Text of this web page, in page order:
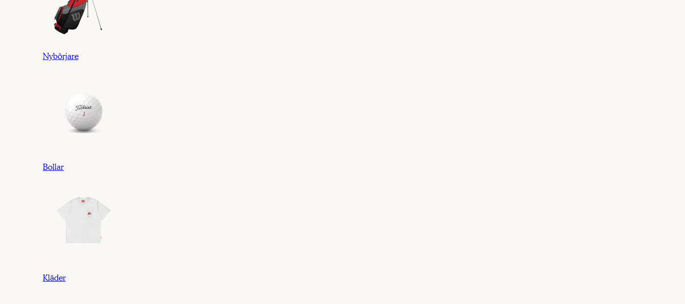
Nybörjare
Bollar
Kläder